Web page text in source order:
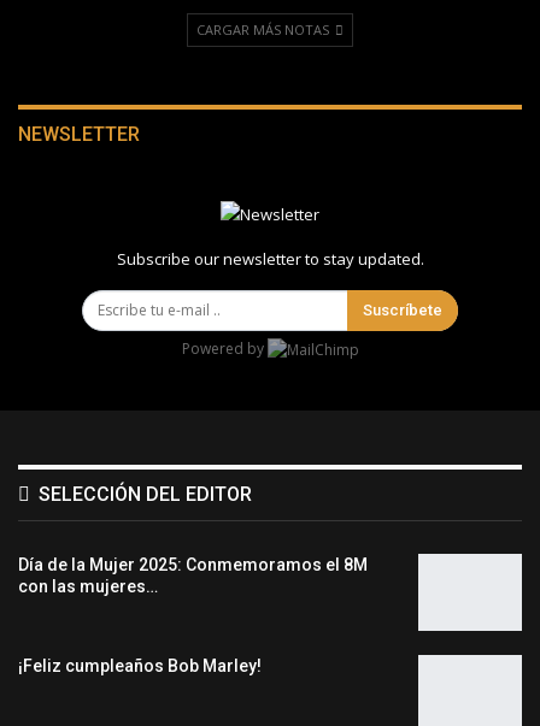
CARGAR MÁS NOTAS
NEWSLETTER
Subscribe our newsletter to stay updated.
Suscríbete
Powered by
SELECCIÓN DEL EDITOR
Día de la Mujer 2025: Conmemoramos el 8M
con las mujeres…
¡Feliz cumpleaños Bob Marley!